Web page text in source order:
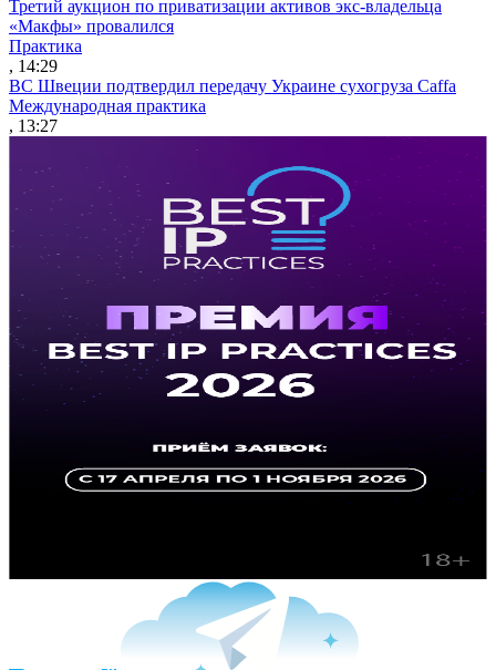
Третий аукцион по приватизации активов экс-владельца
«Макфы» провалился
Практика
, 14:29
ВС Швеции подтвердил передачу Украине сухогруза Caffa
Международная практика
, 13:27